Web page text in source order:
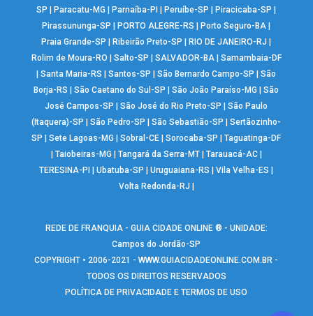
SP
Paracatu-MG Parnaíba-PI Peruíbe-SP Piracicaba-SP
Pirassununga-SP
PORTO ALEGRE-RS Porto Seguro-BA
Praia Grande-SP
Ribeirão Preto-SP RIO DE JANEIRO-RJ
Rolim de Moura-RO
Salto-SP SALVADOR-BA| Samambaia-DF
|Santa Maria-RS |Santos-SP |São Bernardo Campo-SP |São
Borja-RS
|São Caetano do Sul-SP |São João Paraíso-MG |São
José Campos-SP
|São José do Rio Preto-SP |São Paulo
(Itaquera)-SP
|São Pedro-SP |São Sebastião-SP |Sertãozinho-
SP
|Sete Lagoas-MG |Sobral-CE |Sorocaba-SP |Taguatinga-DF
Taiobeiras-MG Tangará da Serra-MT| Tarauacá-AC|
TERESINA-PI
|Ubatuba-SP |Uruguaiana-RS |Vila Velha-ES
Volta Redonda-RJ
REDE DE FRANQUIA - GUIA CIDADE ONLINE ® - UNIDADE:
Campos do Jordão-SP
COPYRIGHT • 2006-2021 -WWW.GUIACIDADEONLINE.COM.BR -
TODOS OS DIREITOS RESERVADOS
POLÍTICA DE PRIVACIDADE E TERMOS DE USO